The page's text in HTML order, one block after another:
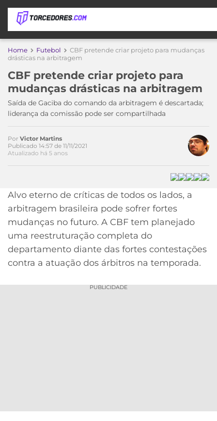
APOSTAS
DE
APOSTA
MELHORES
SITES
DE
APOSTAS
2026
PROMOCIONAL
BETBOOM
CÓDIGO
INDICAÇÃO
BET365
COPA
DO
MUNDO
TIMES
MEU
PALMEIRAS
CORINTHIANS
SÃO
CAMPEONATOS
BRASILEIRÃO
SÉRIE
A
LIBERTADORES
DOS
MÍDIA
ESPORTIVA
MERCADO
BOLA
Home Futebol
CBF pretende criar projeto para mudanças
drásticas na arbitragem
CBF pretende criar projeto para
mudanças drásticas na arbitragem
Saída de Gaciba do comando da arbitragem é descartada;
liderança da comissão pode ser compartilhada
Por Victor Martins
Publicado 14:57 de 11/11/2021
Atualizado há 5 anos
Alvo eterno de críticas de todos os lados, a
arbitragem brasileira pode sofrer fortes
mudanças no futuro. A CBF tem planejado
uma reestruturação completa do
departamento diante das fortes contestações
contra a atuação dos árbitros na temporada.
PUBLICIDADE